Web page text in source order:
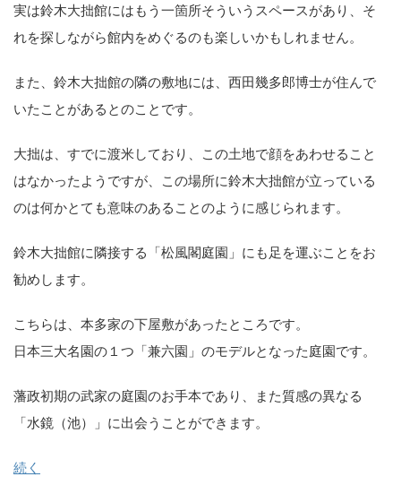
実は鈴木大拙館にはもう一箇所そういうスペースがあり、そ
れを探しながら館内をめぐるのも楽しいかもしれません。
また、鈴木大拙館の隣の敷地には、西田幾多郎博士が住んで
いたことがあるとのことです。
大拙は、すでに渡米しており、この土地で顔をあわせること
はなかったようですが、この場所に鈴木大拙館が立っている
のは何かとても意味のあることのように感じられます。
鈴木大拙館に隣接する「松風閣庭園」にも足を運ぶことをお
勧めします。
こちらは、本多家の下屋敷があったところです。
日本三大名園の１つ「兼六園」のモデルとなった庭園です。
藩政初期の武家の庭園のお手本であり、また質感の異なる
「水鏡（池）」に出会うことができます。
続く